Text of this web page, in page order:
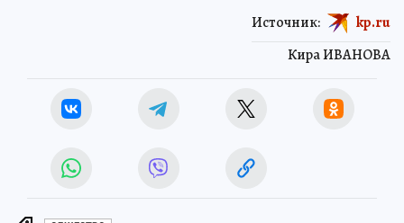
Кира ИВАНОВА
Источник: kp.ru